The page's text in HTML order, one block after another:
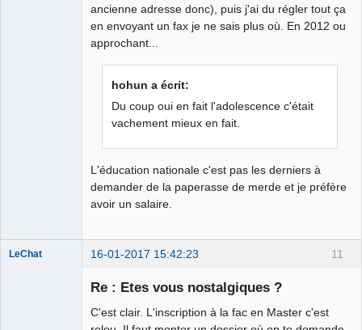
ancienne adresse donc), puis j'ai du régler tout ça
en envoyant un fax je ne sais plus où. En 2012 ou
approchant...
hohun a écrit:
Du coup oui en fait l'adolescence c'était
vachement mieux en fait.
L'éducation nationale c'est pas les derniers à
demander de la paperasse de merde et je préfère
avoir un salaire.
11
LeChat 16-01-2017 15:42:23
Re : Etes vous nostalgiques ?
C'est clair. L'inscription à la fac en Master c'est